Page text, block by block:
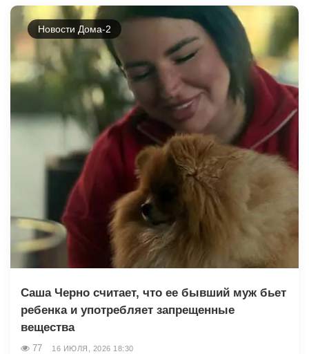
Новости Дома-2
Саша Чepнo считает, что ее бывший муж бьет
ребенка и употребляет запрещенные
вещества
77 16 ИЮЛЯ, 2026 18:30